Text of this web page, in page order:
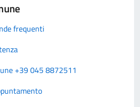
frequenti
+39 045 8872511